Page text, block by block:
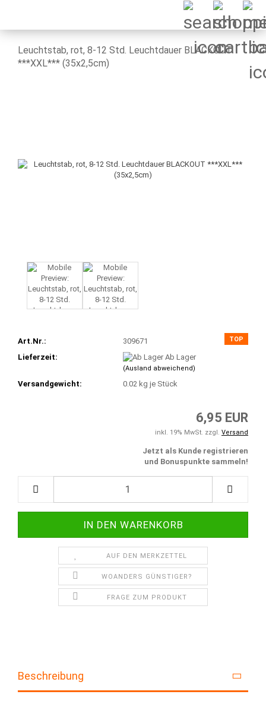
Leuchtstab, rot, 8-12 Std. Leuchtdauer BLACKOUT
***XXL*** (35x2,5cm)
TOP
Art.Nr.:
309671
Lieferzeit:
Ab Lager
(Ausland abweichend)
Versandgewicht: 0.02kg je Stück
6,95 EUR
inkl. 19% MwSt. zzgl. Versand
Jetzt als Kunde registrieren
und Bonuspunkte sammeln!
AUF DEN MERKZETTEL
WOANDERS GÜNSTIGER?
FRAGE ZUM PRODUKT
Beschreibung